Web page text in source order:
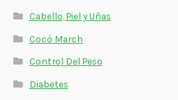
Aminoácidos
Salud Visual
Multivitaminas Adultos 50 Años A Más
Cabello, Piel y Uñas
Cocó March
Control Del Peso
Diabetes